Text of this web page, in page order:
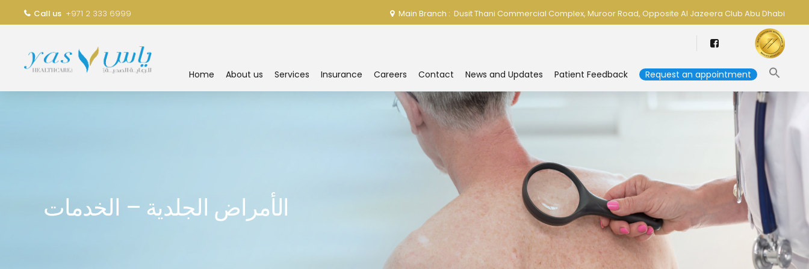
Call us +971 2 333 6999 Main Branch : Dusit Thani Commercial Complex, Muroor Road, Opposite Al Jazeera Club Abu Dhabi
Home About us Services Insurance Careers Contact News and Updates Patient Feedback Request an appointment
الأمراض الجلدية – الخدمات